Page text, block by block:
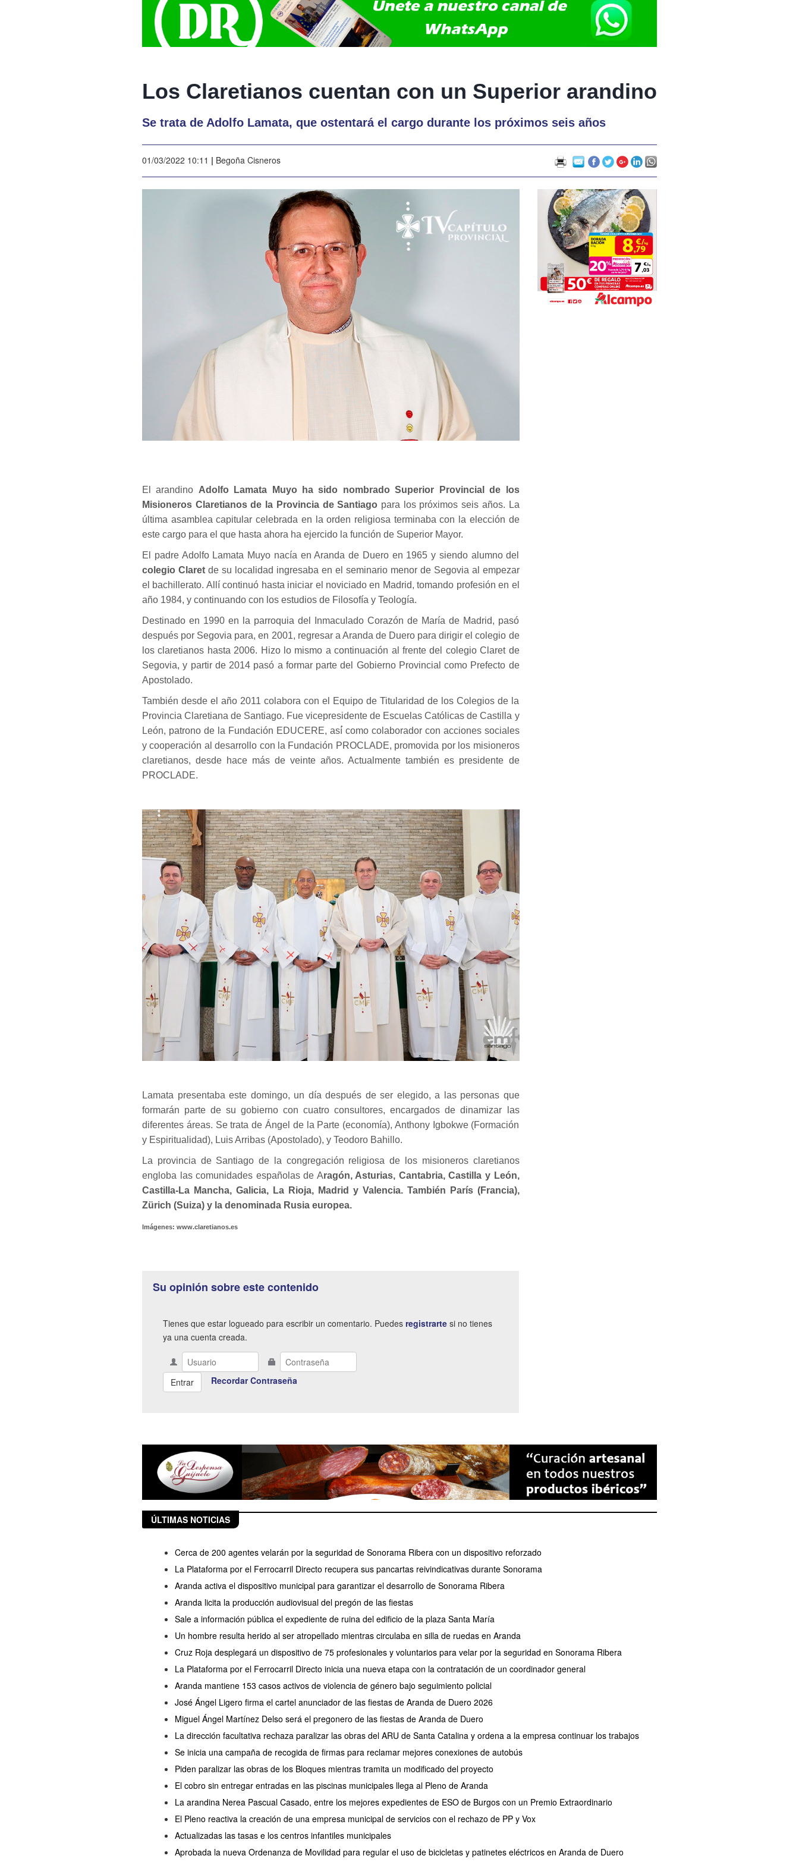
Los Claretianos cuentan con un Superior arandino
Se trata de Adolfo Lamata, que ostentará el cargo durante los próximos seis años
01/03/2022 10:11 | Begoña Cisneros
El arandino Adolfo Lamata Muyo ha sido nombrado Superior Provincial de los
Misioneros Claretianos de la Provincia de Santiago para los próximos seis años. La
última asamblea capitular celebrada en la orden religiosa terminaba con la elección de
este cargo para el que hasta ahora ha ejercido la función de Superior Mayor.
El padre Adolfo Lamata Muyo nacía en Aranda de Duero en 1965 y siendo alumno del
colegio Claret de su localidad ingresaba en el seminario menor de Segovia al empezar
el bachillerato. Allí continuó hasta iniciar el noviciado en Madrid, tomando profesión en el
año 1984, y continuando con los estudios de Filosofía y Teología.
Destinado en 1990 en la parroquia del Inmaculado Corazón de María de Madrid, pasó
después por Segovia para, en 2001, regresar a Aranda de Duero para dirigir el colegio de
los claretianos hasta 2006. Hizo lo mismo a continuación al frente del colegio Claret de
Segovia, y partir de 2014 pasó a formar parte del Gobierno Provincial como Prefecto de
Apostolado.
También desde el año 2011 colabora con el Equipo de Titularidad de los Colegios de la
Provincia Claretiana de Santiago. Fue vicepresidente de Escuelas Católicas de Castilla y
León, patrono de la Fundación EDUCERE, así́ como colaborador con acciones sociales
y cooperación al desarrollo con la Fundación PROCLADE, promovida por los misioneros
claretianos, desde hace más de veinte años. Actualmente también es presidente de
PROCLADE.
Lamata presentaba este domingo, un día después de ser elegido, a las personas que
formarán parte de su gobierno con cuatro consultores, encargados de dinamizar las
diferentes áreas. Se trata de Ángel de la Parte (economía), Anthony Igbokwe (Formación
y Espiritualidad), Luis Arribas (Apostolado), y Teodoro Bahillo.
La provincia de Santiago de la congregación religiosa de los misioneros claretianos
engloba las comunidades españolas de Aragón, Asturias, Cantabria, Castilla y León,
Castilla-La Mancha, Galicia, La Rioja, Madrid y Valencia. También París (Francia),
Zürich (Suiza) y la denominada Rusia europea.
Imágenes: www.claretianos.es
Su opinión sobre este contenido
Tienes que estar logueado para escribir un comentario. Puedes registrarte si no tienes
ya una cuenta creada.
Recordar Contraseña
ÚLTIMAS NOTICIAS
Cerca de 200 agentes velarán por la seguridad de Sonorama Ribera con un dispositivo reforzado
La Plataforma por el Ferrocarril Directo recupera sus pancartas reivindicativas durante Sonorama
Aranda activa el dispositivo municipal para garantizar el desarrollo de Sonorama Ribera
Aranda licita la producción audiovisual del pregón de las fiestas
Sale a información pública el expediente de ruina del edificio de la plaza Santa María
Un hombre resulta herido al ser atropellado mientras circulaba en silla de ruedas en Aranda
Cruz Roja desplegará un dispositivo de 75 profesionales y voluntarios para velar por la seguridad en Sonorama Ribera
La Plataforma por el Ferrocarril Directo inicia una nueva etapa con la contratación de un coordinador general
Aranda mantiene 153 casos activos de violencia de género bajo seguimiento policial
José Ángel Ligero firma el cartel anunciador de las fiestas de Aranda de Duero 2026
Miguel Ángel Martínez Delso será el pregonero de las fiestas de Aranda de Duero
La dirección facultativa rechaza paralizar las obras del ARU de Santa Catalina y ordena a la empresa continuar los trabajos
Se inicia una campaña de recogida de firmas para reclamar mejores conexiones de autobús
Piden paralizar las obras de los Bloques mientras tramita un modificado del proyecto
El cobro sin entregar entradas en las piscinas municipales llega al Pleno de Aranda
La arandina Nerea Pascual Casado, entre los mejores expedientes de ESO de Burgos con un Premio Extraordinario
El Pleno reactiva la creación de una empresa municipal de servicios con el rechazo de PP y Vox
Actualizadas las tasas e los centros infantiles municipales
Aprobada la nueva Ordenanza de Movilidad para regular el uso de bicicletas y patinetes eléctricos en Aranda de Duero